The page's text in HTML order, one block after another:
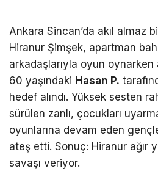
Ankara Sincan’da akıl almaz
Hiranur Şimşek, apartman
arkadaşlarıyla oyun oynarken
60 yaşındaki Hasan P.
hedef alındı. Yüksek sesten
sürülen zanlı, çocukları
oyunlarına devam eden
ateş etti. Sonuç: Hiranur ağır
savaşı veriyor.